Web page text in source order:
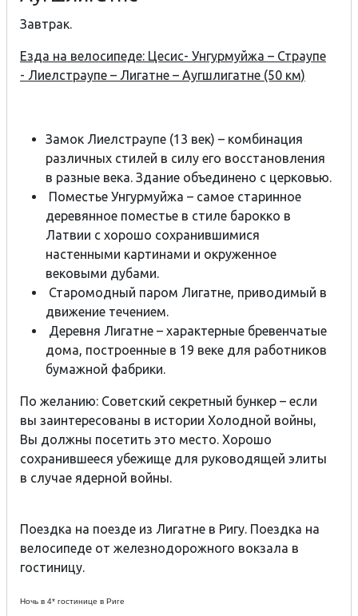
Завтрак.
Езда на велосипеде: Цесис- Унгурмуйжа – Страупе
- Лиелстраупе – Лигатне – Аугшлигатне (50 км)
Замок Лиелстраупе (13 век) – комбинация
различных стилей в силу его восстановления
в разные века. Здание объединено с церковью.
Поместье Унгурмуйжа – самое старинное
деревянное поместье в стиле барокко в
Латвии с хорошо сохранившимися
настенными картинами и окруженное
вековыми дубами.
Старомодный паром Лигатне, приводимый в
движение течением.
Деревня Лигатне – характерные бревенчатые
дома, построенные в 19 веке для работников
бумажной фабрики.
По желанию: Советский секретный бункер – если
вы заинтересованы в истории Холодной войны,
Вы должны посетить это место. Хорошо
сохранившееся убежище для руководящей элиты
в случае ядерной войны.
Поездка на поезде из Лигатне в Ригу. Поездка на
велосипеде от железнодорожного вокзала в
гостиницу.
Ночь в 4* гостинице в Риге